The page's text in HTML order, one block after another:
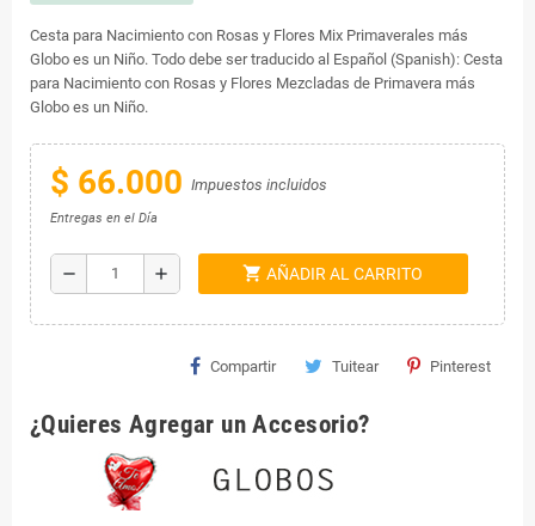
Cesta para Nacimiento con Rosas y Flores Mix Primaverales más
Globo es un Niño. Todo debe ser traducido al Español (Spanish): Cesta
para Nacimiento con Rosas y Flores Mezcladas de Primavera más
Globo es un Niño.
$ 66.000 Impuestos incluidos
Entregas en el Día
remove add shopping_cart AÑADIR AL CARRITO
Compartir Tuitear Pinterest
¿Quieres Agregar un Accesorio?